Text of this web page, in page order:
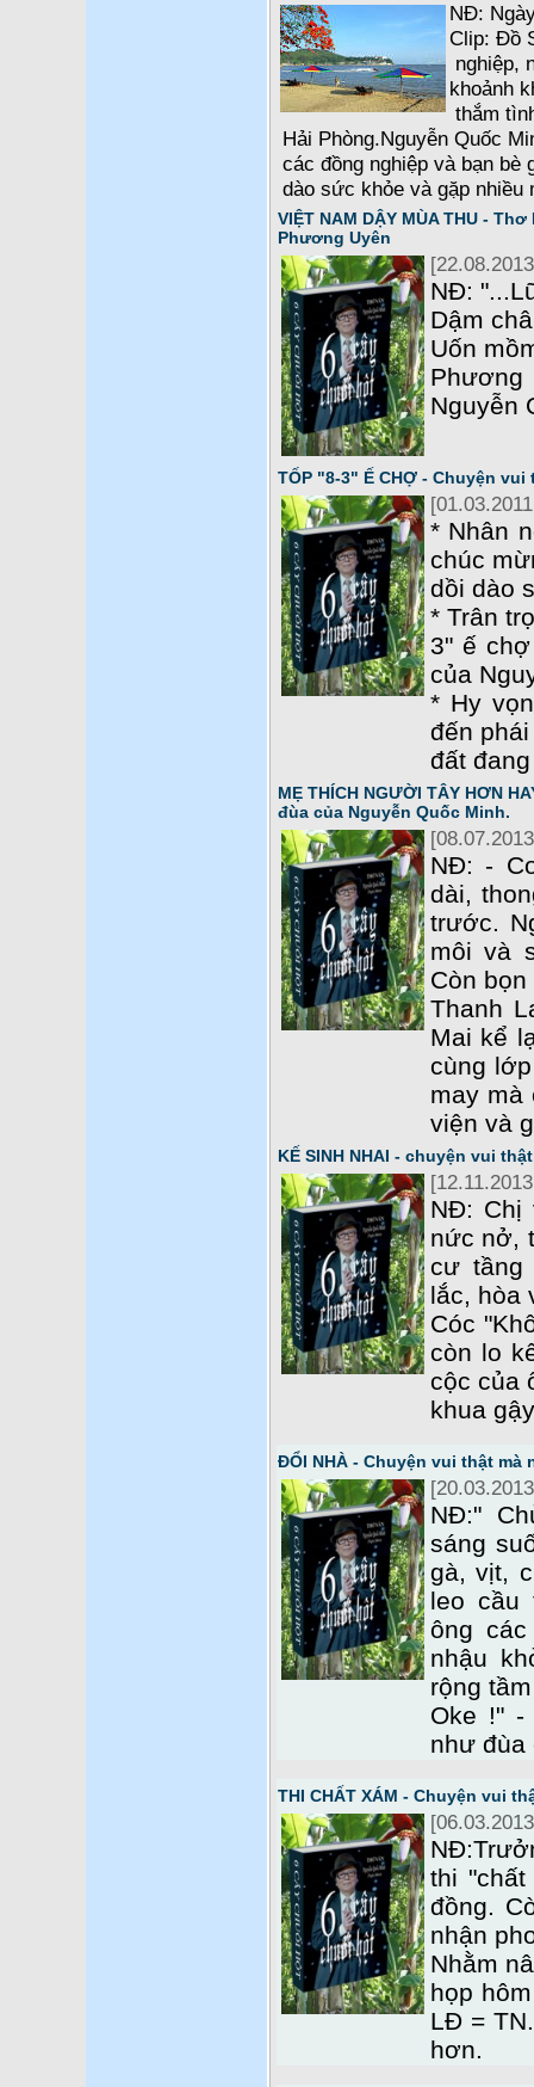
NĐ:
Clip: Đồ
nghiệp,
khoảnh
thắm
Hải Phòng.Nguyễn Quốc
các đồng nghiệp và bạn bè
dào sức khỏe và gặp nhiều
VIỆT NAM DẬY MÙA THU -
Phương Uyên
NĐ:
Dậm
Uốn
Nguyễn
TỐP "8-3" Ế CHỢ - Chuyện
* Nhân
chúc
dồi dào
* Trân
3" ế
của
* Hy
đến
đất
MẸ THÍCH NGƯỜI TÂY HƠN
đùa của Nguyễn Quốc Minh.
NĐ: -
dài,
trước.
môi và
Còn
Thanh
Mai kể
cùng
may mà
viện và
KẾ SINH NHAI - chuyện vui
NĐ: Chị
nức nở,
cư tầng
lắc, hòa
Cóc
còn lo
cộc của
khua
ĐỔI NHÀ - Chuyện vui thật mà
NĐ:"
sáng
gà, vịt,
leo cầu
ông
nhậu
rộng
Oke !" -
như đùa
THI CHẤT XÁM - Chuyện vui
thi "chất
đồng.
nhận
Nhằm
họp
LĐ =
hơn.